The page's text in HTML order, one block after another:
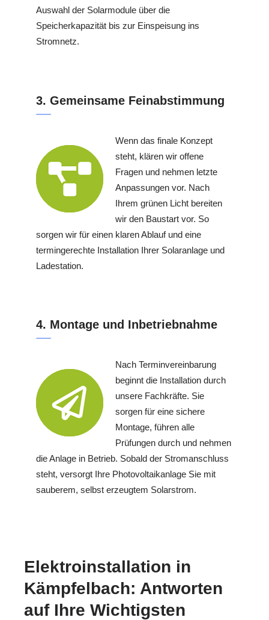
Auswahl der Solarmodule über die
Speicherkapazität bis zur Einspeisung ins
Stromnetz.
3. Gemeinsame Feinabstimmung
Wenn das finale Konzept
steht, klären wir offene
Fragen und nehmen letzte
Anpassungen vor. Nach
Ihrem grünen Licht bereiten
wir den Baustart vor. So
sorgen wir für einen klaren Ablauf und eine
termingerechte Installation Ihrer Solaranlage und
Ladestation.
4. Montage und Inbetriebnahme
Nach Terminvereinbarung
beginnt die Installation durch
unsere Fachkräfte. Sie
sorgen für eine sichere
Montage, führen alle
Prüfungen durch und nehmen
die Anlage in Betrieb. Sobald der Stromanschluss
steht, versorgt Ihre Photovoltaikanlage Sie mit
sauberem, selbst erzeugtem Solarstrom.
Elektroinstallation in
Kämpfelbach: Antworten
auf Ihre Wichtigsten